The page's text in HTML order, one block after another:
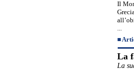
Il
...
■
La
La